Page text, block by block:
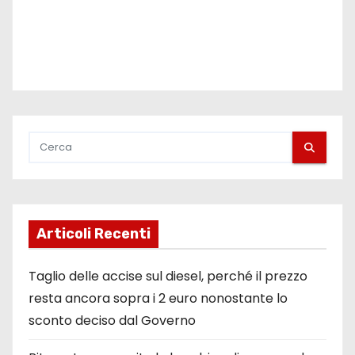
Articoli Recenti
Taglio delle accise sul diesel, perché il prezzo
resta ancora sopra i 2 euro nonostante lo
sconto deciso dal Governo